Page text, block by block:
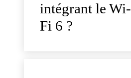
intégrant le Wi-
Fi 6 ?